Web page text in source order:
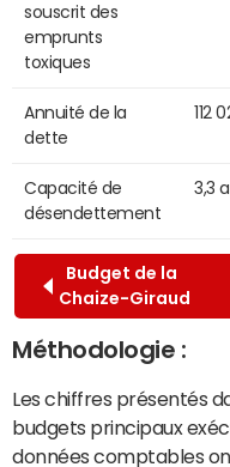
souscrit des
emprunts
toxiques
Annuité de la
dette
112
Capacité de
désendettement
3,3
Budget de la
Chaize-Giraud
Méthodologie :
Les chiffres présentés
budgets principaux
données comptables